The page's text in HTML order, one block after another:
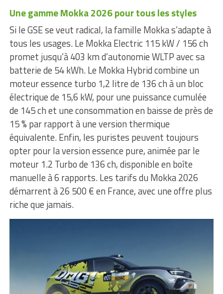
Une gamme Mokka 2026 pour tous les styles
Si le GSE se veut radical, la famille Mokka s’adapte à
tous les usages. Le Mokka Electric 115 kW / 156 ch
promet jusqu’à 403 km d’autonomie WLTP avec sa
batterie de 54 kWh. Le Mokka Hybrid combine un
moteur essence turbo 1,2 litre de 136 ch à un bloc
électrique de 15,6 kW, pour une puissance cumulée
de 145 ch et une consommation en baisse de près de
15 % par rapport à une version thermique
équivalente. Enfin, les puristes peuvent toujours
opter pour la version essence pure, animée par le
moteur 1.2 Turbo de 136 ch, disponible en boîte
manuelle à 6 rapports. Les tarifs du Mokka 2026
démarrent à 26 500 € en France, avec une offre plus
riche que jamais.